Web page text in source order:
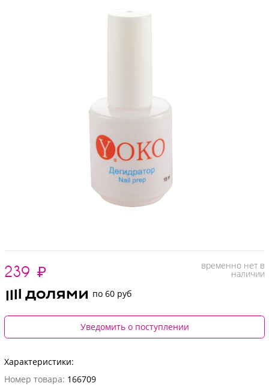
239 ₽ временно нет в
наличии
по 60 руб
Уведомить о поступлении
Характеристики:
Номер товара: 166709